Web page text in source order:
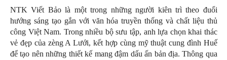
NTK Viết Bảo là một trong những người kiên trì theo đuổi
hướng sáng tạo gắn với văn hóa truyền thống và chất liệu thủ
công Việt Nam. Trong nhiều bộ sưu tập, anh lựa chọn khai thác
vẻ đẹp của zèng A Lưới, kết hợp cùng mỹ thuật cung đình Huế
để tạo nên những thiết kế mang đậm dấu ấn bản địa. Thông qua